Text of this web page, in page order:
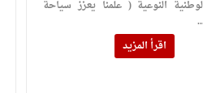
النوعية ( علمنا يعزز سياحة
اقرأ المزيد